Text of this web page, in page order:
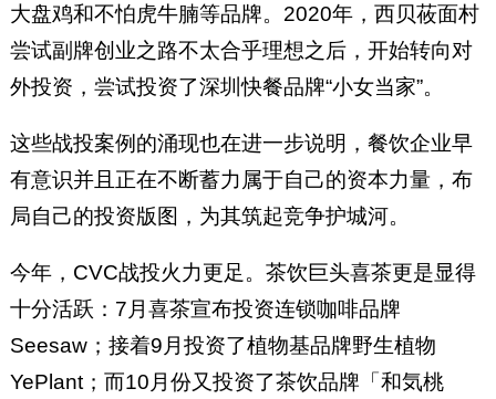
大盘鸡和不怕虎牛腩等品牌。2020年，西贝莜面村
尝试副牌创业之路不太合乎理想之后，开始转向对
外投资，尝试投资了深圳快餐品牌“小女当家”。
这些战投案例的涌现也在进一步说明，餐饮企业早
有意识并且正在不断蓄力属于自己的资本力量，布
局自己的投资版图，为其筑起竞争护城河。
今年，CVC战投火力更足。茶饮巨头喜茶更是显得
十分活跃：7月喜茶宣布投资连锁咖啡品牌
Seesaw；接着9月投资了植物基品牌野生植物
YePlant；而10月份又投资了茶饮品牌「和気桃